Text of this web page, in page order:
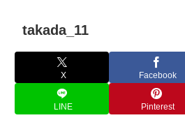
takada_11
X Facebook
LINE Pinterest